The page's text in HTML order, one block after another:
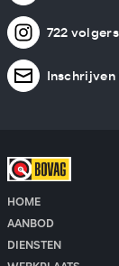
722 volgers
HOME
AANBOD
DIENSTEN